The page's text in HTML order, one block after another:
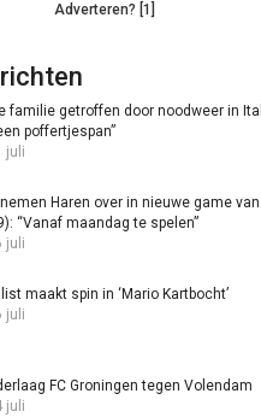
Adverteren? [1]
familie getroffen door noodweer in
poffertjespan”
juli
Haren over in nieuwe game
“Vanaf maandag te spelen”
juli
maakt spin in ‘Mario Kartbocht’
juli
FC Groningen tegen Volendam
juli